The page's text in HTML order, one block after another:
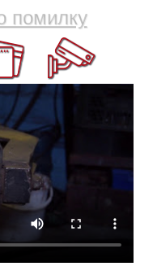
помилку